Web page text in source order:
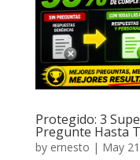
Protegido: 3
Pregunte Hasta
by ernesto | May